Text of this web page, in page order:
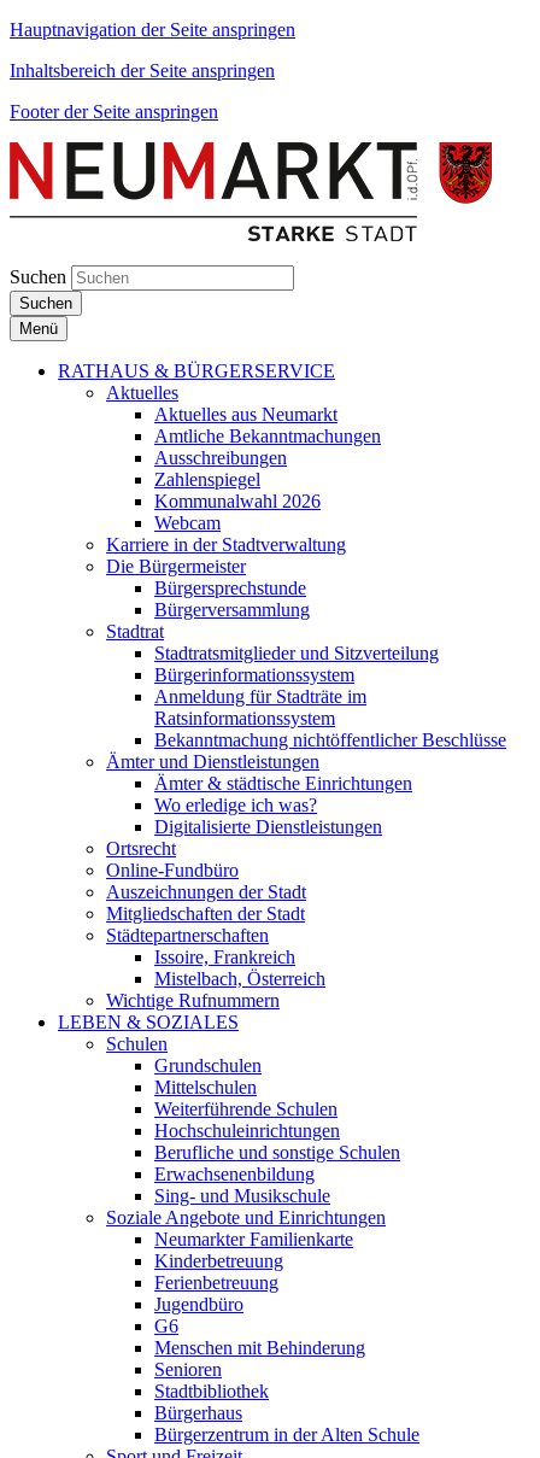
Hauptnavigation der Seite anspringen
Inhaltsbereich der Seite anspringen
Footer der Seite anspringen
Suchen
Suchen
Menü
RATHAUS & BÜRGERSERVICE
Aktuelles
Aktuelles aus Neumarkt
Amtliche Bekanntmachungen
Ausschreibungen
Zahlenspiegel
Kommunalwahl 2026
Webcam
Karriere in der Stadtverwaltung
Die Bürgermeister
Bürgersprechstunde
Bürgerversammlung
Stadtrat
Stadtratsmitglieder und Sitzverteilung
Bürgerinformationssystem
Anmeldung für Stadträte im
Ratsinformationssystem
Bekanntmachung nichtöffentlicher Beschlüsse
Ämter und Dienstleistungen
Ämter & städtische Einrichtungen
Wo erledige ich was?
Digitalisierte Dienstleistungen
Ortsrecht
Online-Fundbüro
Auszeichnungen der Stadt
Mitgliedschaften der Stadt
Städtepartnerschaften
Issoire, Frankreich
Mistelbach, Österreich
Wichtige Rufnummern
LEBEN & SOZIALES
Schulen
Grundschulen
Mittelschulen
Weiterführende Schulen
Hochschuleinrichtungen
Berufliche und sonstige Schulen
Erwachsenenbildung
Sing- und Musikschule
Soziale Angebote und Einrichtungen
Neumarkter Familienkarte
Kinderbetreuung
Ferienbetreuung
Jugendbüro
G6
Menschen mit Behinderung
Senioren
Stadtbibliothek
Bürgerhaus
Bürgerzentrum in der Alten Schule